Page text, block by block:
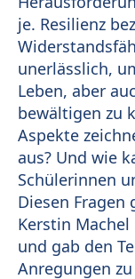
je. Resilienz
unerlässlich,
Leben, aber
bewältigen zu
Aspekte
aus? Und wie
Schülerinnen
Diesen Fragen
Kerstin
und gab den
Anregungen